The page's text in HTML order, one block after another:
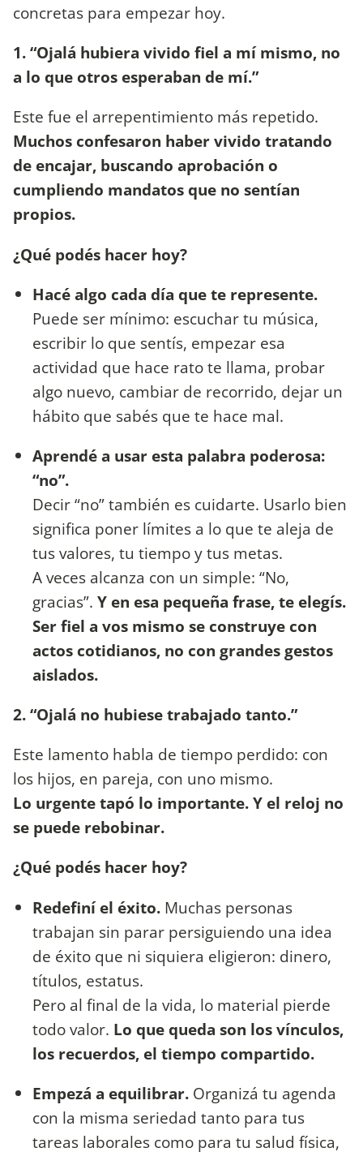
concretas para empezar hoy.
1. “Ojalá hubiera vivido fiel a mí mismo, no
a lo que otros esperaban de mí.”
Este fue el arrepentimiento más repetido.
Muchos confesaron haber vivido tratando
de encajar, buscando aprobación o
cumpliendo mandatos que no sentían
propios.
¿Qué podés hacer hoy?
Hacé algo cada día que te represente.
Puede ser mínimo: escuchar tu música,
escribir lo que sentís, empezar esa
actividad que hace rato te llama, probar
algo nuevo, cambiar de recorrido, dejar un
hábito que sabés que te hace mal.
Aprendé a usar esta palabra poderosa:
“no”.
Decir “no” también es cuidarte. Usarlo bien
significa poner límites a lo que te aleja de
tus valores, tu tiempo y tus metas.
A veces alcanza con un simple: “No,
gracias”. Y en esa pequeña frase, te elegís.
Ser fiel a vos mismo se construye con
actos cotidianos, no con grandes gestos
aislados.
2. “Ojalá no hubiese trabajado tanto.”
Este lamento habla de tiempo perdido: con
los hijos, en pareja, con uno mismo.
Lo urgente tapó lo importante. Y el reloj no
se puede rebobinar.
¿Qué podés hacer hoy?
Redefiní el éxito. Muchas personas
trabajan sin parar persiguiendo una idea
de éxito que ni siquiera eligieron: dinero,
títulos, estatus.
Pero al final de la vida, lo material pierde
todo valor. Lo que queda son los vínculos,
los recuerdos, el tiempo compartido.
Empezá a equilibrar. Organizá tu agenda
con la misma seriedad tanto para tus
tareas laborales como para tu salud física,